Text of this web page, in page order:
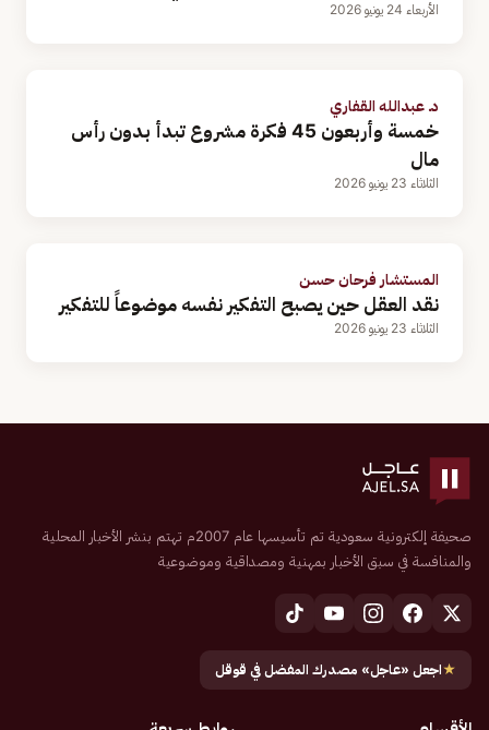
الأربعاء 24 يونيو 2026
د. عبدالله القفاري
خمسة وأربعون 45 فكرة مشروع تبدأ بدون رأس
مال
الثلاثاء 23 يونيو 2026
المستشار فرحان حسن
نقد العقل حين يصبح التفكير نفسه موضوعاً للتفكير
الثلاثاء 23 يونيو 2026
صحيفة إلكترونية سعودية تم تأسيسها عام 2007م تهتم بنشر الأخبار المحلية
والمنافسة في سبق الأخبار بمهنية ومصداقية وموضوعية
★اجعل «عاجل» مصدرك المفضل في قوقل